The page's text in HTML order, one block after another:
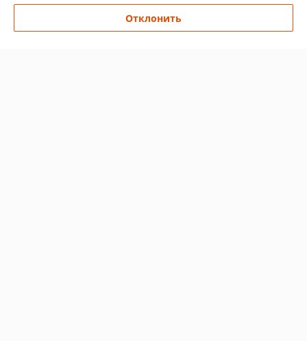
большое продавцу. На следующий день утром уже позвонили и
сказали, что можно забрать. Рекомендую!!!
Отклонить